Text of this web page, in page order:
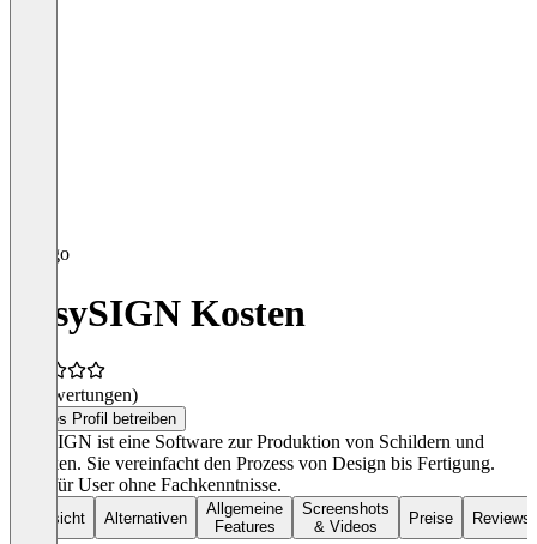
EasySIGN Kosten
(0 Bewertungen)
Dieses Profil betreiben
EasySIGN ist eine Software zur Produktion von Schildern und
Grafiken. Sie vereinfacht den Prozess von Design bis Fertigung.
Ideal für User ohne Fachkenntnisse.
Übersicht Alternativen
Allgemeine
Features
Screenshots
& Videos
Preise Reviews